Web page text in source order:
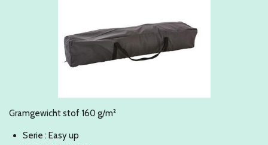
Gramgewicht stof 160 g/m²
Serie : Easy up